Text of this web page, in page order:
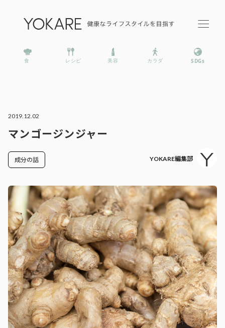
2019.12.02
マンゴージンジャー
成分の話 YOKARE編集部